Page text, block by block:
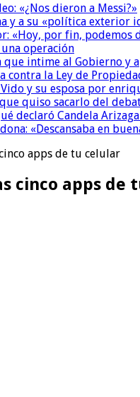
«¿Nos dieron a Messi?»
y a su «política exterior
«Hoy, por fin, podemos
operación
intime al Gobierno y
contra la Ley de
y su esposa por
quiso sacarlo del
declaró Candela
«Descansaba en
apps de tu celular
cinco apps de